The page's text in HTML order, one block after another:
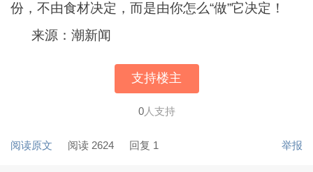
份，不由食材决定，而是由你怎么“做”它决定！
来源：潮新闻
支持楼主
0人支持
阅读原文 阅读 2624 回复 1 举报